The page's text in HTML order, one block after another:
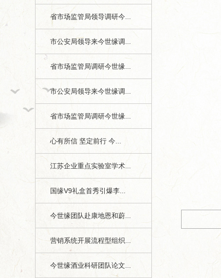
省市场监管局领导调研今...
市公安局领导来今世缘调...
省市场监管局调研今世缘...
市公安局领导来今世缘调...
省市场监管局调研今世缘...
心有所信 坚定前行 今...
江苏企业重点实验室学术...
国缘V9礼盒首秀引爆李...
今世缘团队赴康地恩和蔚...
营销系统开展流程型组织...
今世缘酒业科研团队论文...